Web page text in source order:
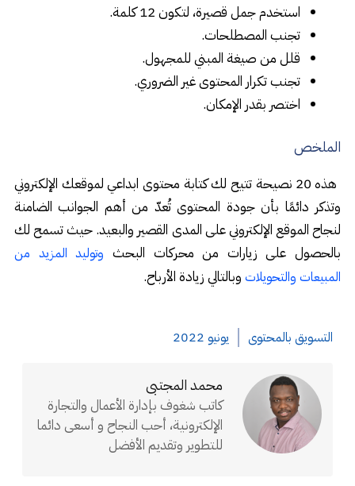
استخدم جمل قصيرة، لتكون 12 كلمة.
تجنب المصطلحات.
قلل من صيغة المبني للمجهول.
تجنب تكرار المحتوى غير الضروري.
اختصر بقدر الإمكان.
الملخص
هذه 20 نصيحة تتيح لك كتابة محتوى ابداعي لموقعك الإلكتروني
وتذكر دائمًا بأن جودة المحتوى تُعدّ من أهم الجوانب الضامنة
لنجاح الموقع الإلكتروني على المدى القصير والبعيد. حيث تسمح لك
بالحصول على زيارات من محركات البحث وتوليد المزيد من
المبيعات والتحويلات وبالتالي زيادة الأرباح.
التسويق بالمحتوى يونيو 2022
محمد المجتبى
كاتب شغوف بإدارة الأعمال والتجارة
الإلكترونية، أحب النجاح و أسعى دائما
للتطوير وتقديم الأفضل